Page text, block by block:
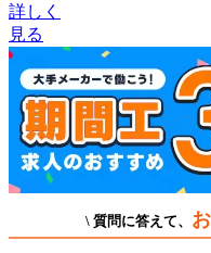
詳しく
見る
\ 質問に答えて、